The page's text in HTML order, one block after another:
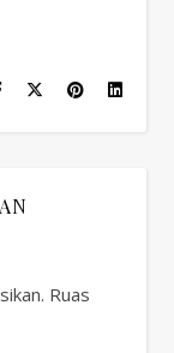
Ruas